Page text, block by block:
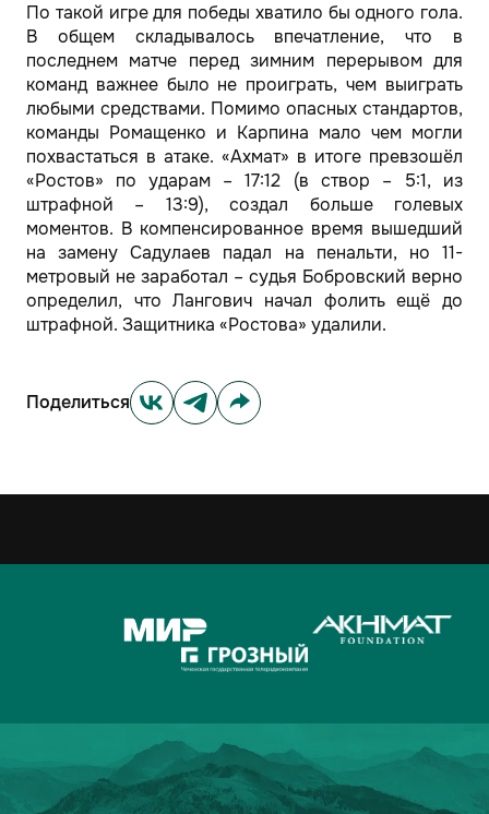
По такой игре для победы хватило бы одного гола.
В общем складывалось впечатление, что в
последнем матче перед зимним перерывом для
команд важнее было не проиграть, чем выиграть
любыми средствами. Помимо опасных стандартов,
команды Ромащенко и Карпина мало чем могли
похвастаться в атаке. «Ахмат» в итоге превзошёл
«Ростов» по ударам – 17:12 (в створ – 5:1, из
штрафной – 13:9), создал больше голевых
моментов. В компенсированное время вышедший
на замену Садулаев падал на пенальти, но 11-
метровый не заработал – судья Бобровский верно
определил, что Лангович начал фолить ещё до
штрафной. Защитника «Ростова» удалили.
Поделиться